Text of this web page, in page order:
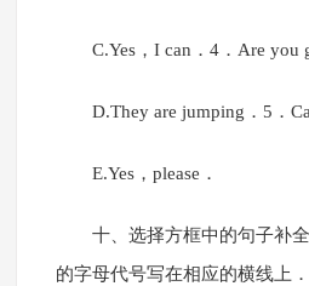
C.Yes，I can．4．Are you
D.They are jumping．5．
E.Yes，please．
十、选择方框中的句子补
的字母代号写在相应的横线上